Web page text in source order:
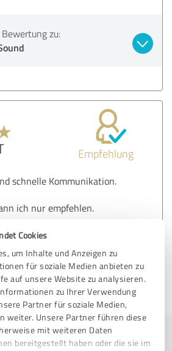
Cookies
um Inhalte und Anzeigen zu
für soziale Medien anbieten zu
auf unsere Website zu analysieren.
zu Ihrer Verwendung
Partner für soziale Medien,
weiter. Unsere Partner führen diese
mit weiteren Daten
bereitgestellt haben oder die sie im
zu:
Empfehlung
schnelle Kommunikation.
ich nur empfehlen.
zu:
Jetzt bewerten